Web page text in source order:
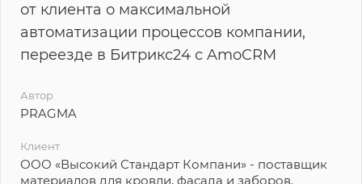
от клиента о максимальной
автоматизации процессов компании,
переезде в Битрикс24 с AmoCRM
Автор
PRAGMA
Клиент
ООО «Высокий Стандарт Компани» - поставщик
материалов для кровли, фасада и заборов.